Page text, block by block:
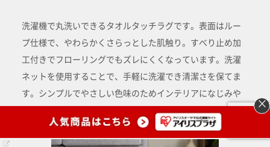
洗濯機で丸洗いできるタオルタッチラグです。表面はルー
プ仕様で、やわらかくさらっとした肌触り。すべり止め加
工付きでフローリングでもズレにくくなっています。洗濯
ネットを使用することで、手軽に洗濯でき清潔さを保てま
す。シンプルでやさしい色味のためインテリアになじみや
すく、通年使用可能です。
×